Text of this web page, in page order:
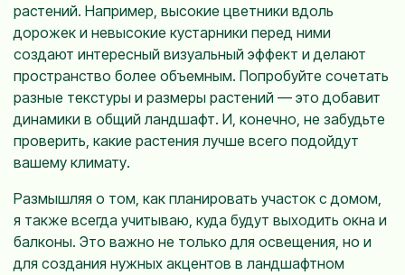
растений. Например, высокие цветники вдоль
дорожек и невысокие кустарники перед ними
создают интересный визуальный эффект и делают
пространство более объемным. Попробуйте сочетать
разные текстуры и размеры растений — это добавит
динамики в общий ландшафт. И, конечно, не забудьте
проверить, какие растения лучше всего подойдут
вашему климату.
Размышляя о том, как планировать участок с домом,
я также всегда учитываю, куда будут выходить окна и
балконы. Это важно не только для освещения, но и
для создания нужных акцентов в ландшафтном